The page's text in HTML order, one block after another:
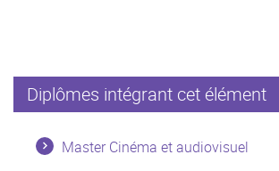
Diplômes intégrant cet élément
Master Cinéma et audiovisuel